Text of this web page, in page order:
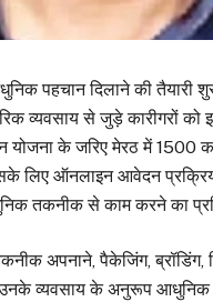
पहचान दिलाने की तैयारी
व्यवसाय से जुड़े कारीगरों
योजना के जरिए मेरठ में 1500
लिए ऑनलाइन आवेदन
तकनीक से काम करने का
अपनाने, पैकेजिंग,
उनके व्यवसाय के अनुरूप